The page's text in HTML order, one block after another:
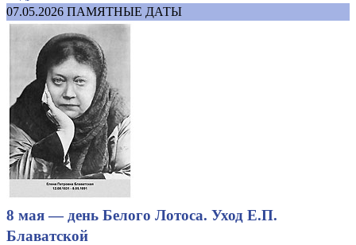
07.05.2026 ПАМЯТНЫЕ ДАТЫ
8 мая — день Белого Лотоса. Уход Е.П.
Блаватской